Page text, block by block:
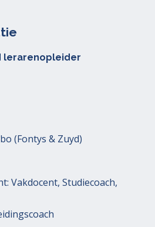
lerarenopleider
(Fontys & Zuyd)
Vakdocent, Studiecoach,